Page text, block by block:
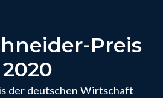
Preis
2020
der deutschen Wirtschaft